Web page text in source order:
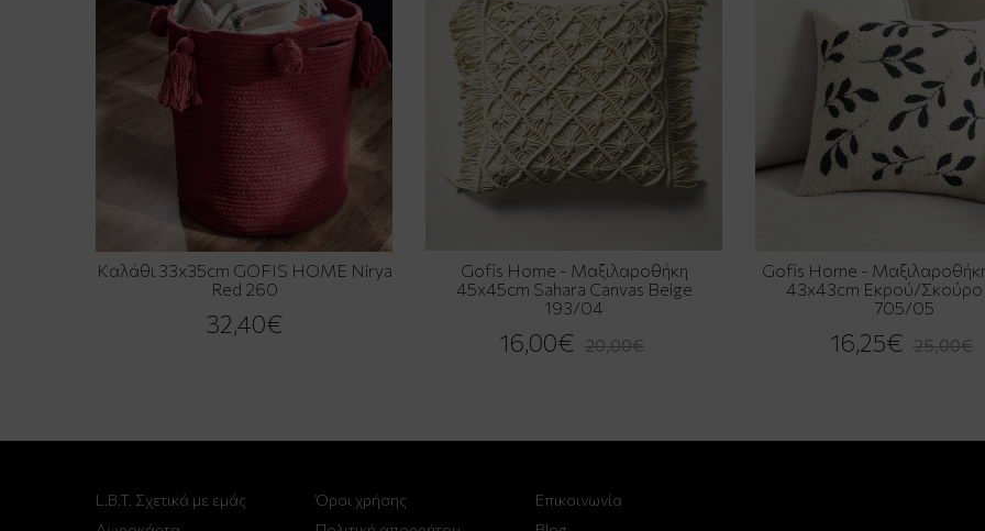
Καλάθι 33x35cm GOFIS HOME Nirya
Red 260
32,40€
Gofis Home - Μαξιλαροθήκη
45x45cm Sahara Canvas Beige
193/04
16,00€ 20,00€
Gofis Home -
43x43cm Εκρού/Σκούρο
705/05
16,25€ 25,00€
L.B.T. Σχετικά με εμάς
Όροι χρήσης
Επικοινωνία